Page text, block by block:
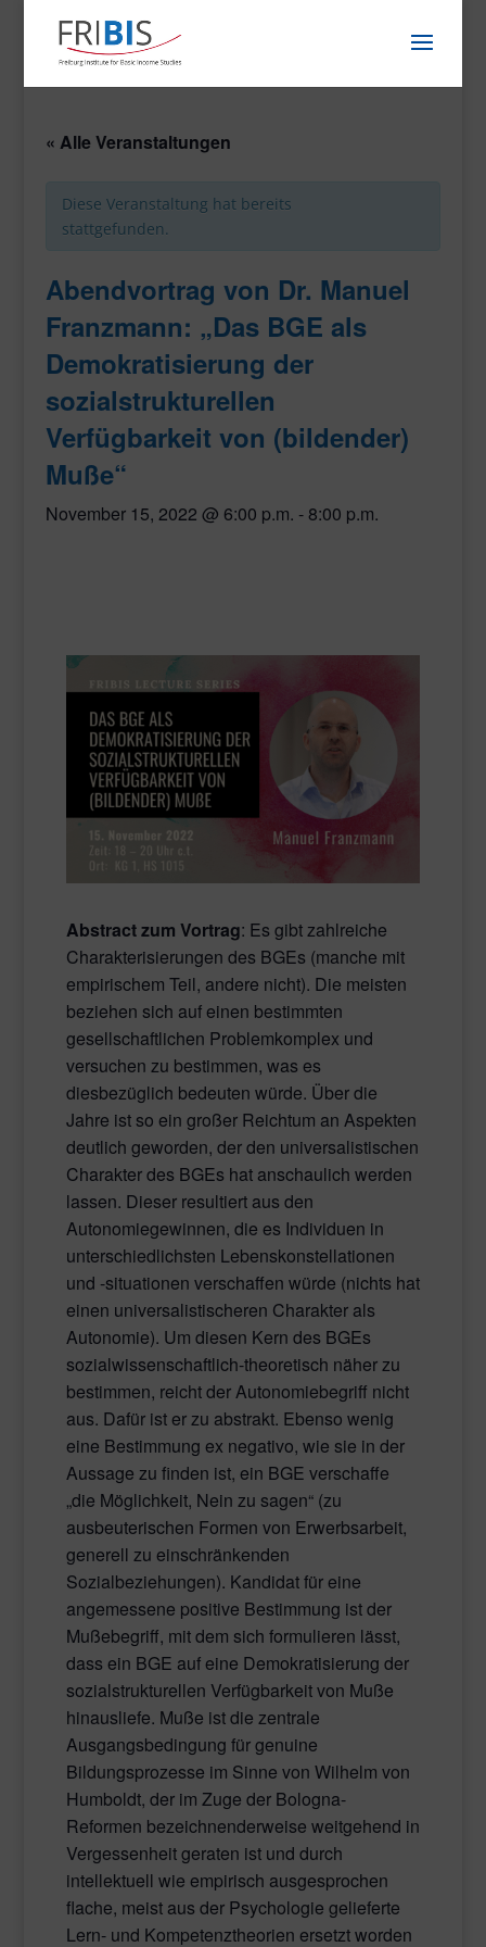
« Alle Veranstaltungen
Diese Veranstaltung hat bereits
stattgefunden.
Abendvortrag von Dr. Manuel
Franzmann: „Das BGE als
Demokratisierung der
sozialstrukturellen
Verfügbarkeit von (bildender)
Muße“
November 15, 2022 @ 6:00 p.m. - 8:00 p.m.
Abstract zum Vortrag: Es gibt zahlreiche
Charakterisierungen des BGEs (manche mit
empirischem Teil, andere nicht). Die meisten
beziehen sich auf einen bestimmten
gesellschaftlichen Problemkomplex und
versuchen zu bestimmen, was es
diesbezüglich bedeuten würde. Über die
Jahre ist so ein großer Reichtum an Aspekten
deutlich geworden, der den universalistischen
Charakter des BGEs hat anschaulich werden
lassen. Dieser resultiert aus den
Autonomiegewinnen, die es Individuen in
unterschiedlichsten Lebenskonstellationen
und -situationen verschaffen würde (nichts hat
einen universalistischeren Charakter als
Autonomie). Um diesen Kern des BGEs
sozialwissenschaftlich-theoretisch näher zu
bestimmen, reicht der Autonomiebegriff nicht
aus. Dafür ist er zu abstrakt. Ebenso wenig
eine Bestimmung ex negativo, wie sie in der
Aussage zu finden ist, ein BGE verschaffe
„die Möglichkeit, Nein zu sagen“ (zu
ausbeuterischen Formen von Erwerbsarbeit,
generell zu einschränkenden
Sozialbeziehungen). Kandidat für eine
angemessene positive Bestimmung ist der
Mußebegriff, mit dem sich formulieren lässt,
dass ein BGE auf eine Demokratisierung der
sozialstrukturellen Verfügbarkeit von Muße
hinausliefe. Muße ist die zentrale
Ausgangsbedingung für genuine
Bildungsprozesse im Sinne von Wilhelm von
Humboldt, der im Zuge der Bologna-
Reformen bezeichnenderweise weitgehend in
Vergessenheit geraten ist und durch
intellektuell wie empirisch ausgesprochen
flache, meist aus der Psychologie gelieferte
Lern- und Kompetenztheorien ersetzt worden